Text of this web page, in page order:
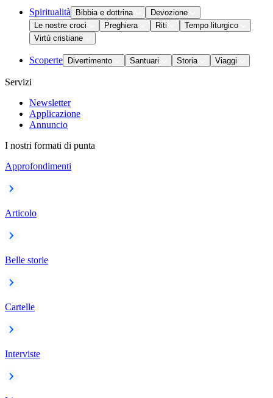
Spiritualità Bibbia e dottrina
Devozione
Le nostre croci
Preghiera Riti
Tempo liturgico
Virtù cristiane
Scoperte Divertimento Santuari Storia Viaggi
Servizi
Newsletter
Applicazione
Annuncio
I nostri formati di punta
Approfondimenti
Articolo
Belle storie
Cartelle
Interviste